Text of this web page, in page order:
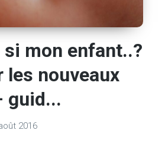
si mon enfant..?
les nouveaux
guid...
2016